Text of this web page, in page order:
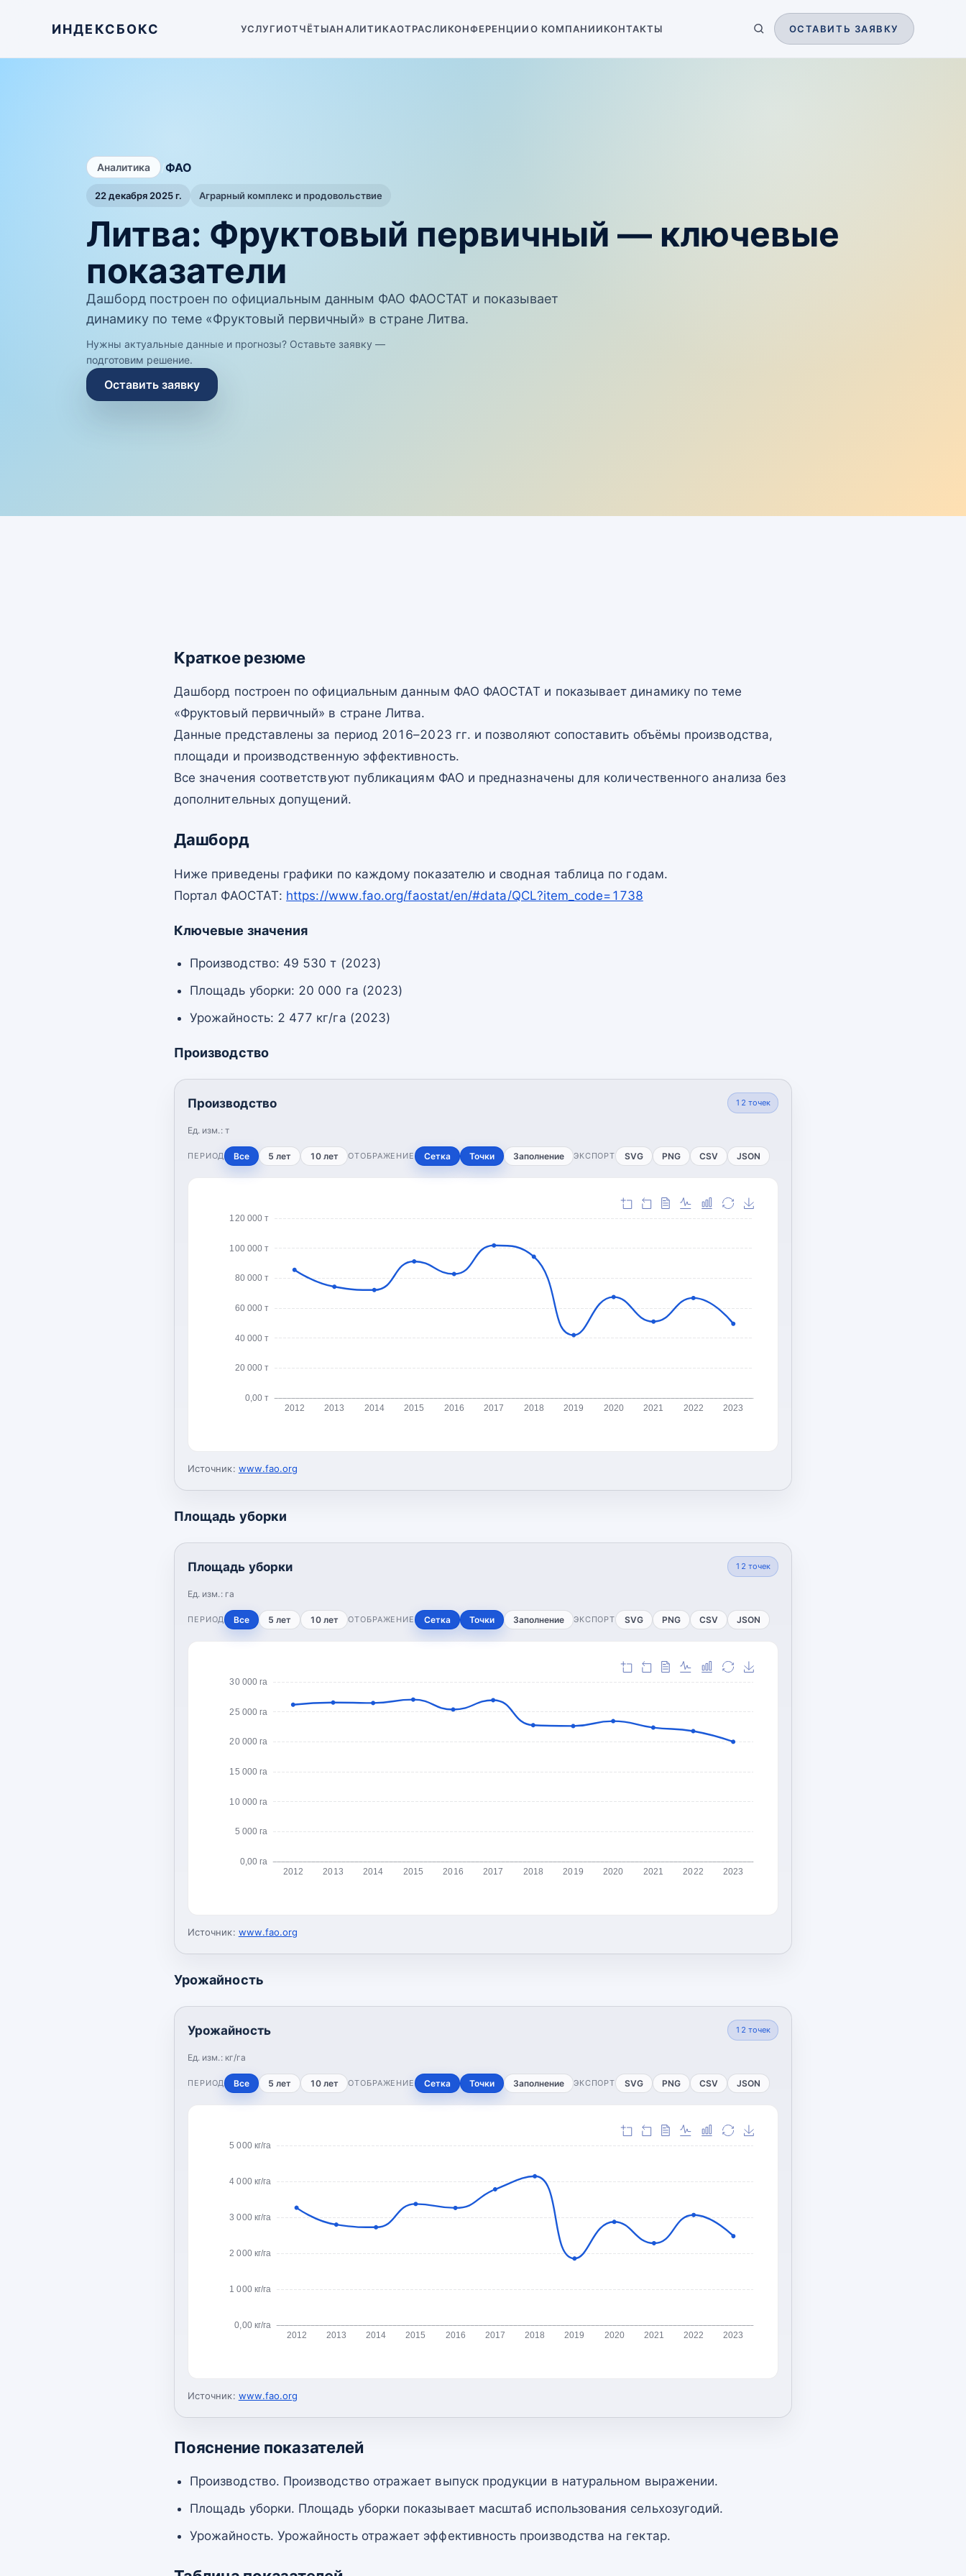
ИНДЕКСБОКС УСЛУГИОТЧЁТЫАНАЛИТИКАОТРАСЛИКОНФЕРЕНЦИИО КОМПАНИИКОНТАКТЫ ОСТАВИТЬ ЗАЯВКУ
Аналитика /ФАО
22 декабря 2025 г. Аграрный комплекс и продовольствие
Литва: Фруктовый первичный — ключевые
показатели
Дашборд построен по официальным данным ФАО ФАОСТАТ и показывает
динамику по теме «Фруктовый первичный» в стране Литва.
Нужны актуальные данные и прогнозы? Оставьте заявку —
подготовим решение.
Оставить заявку
Краткое резюме
Дашборд построен по официальным данным ФАО ФАОСТАТ и показывает динамику по теме
«Фруктовый первичный» в стране Литва.
Данные представлены за период 2016–2023 гг. и позволяют сопоставить объёмы производства,
площади и производственную эффективность.
Все значения соответствуют публикациям ФАО и предназначены для количественного анализа без
дополнительных допущений.
Дашборд
Ниже приведены графики по каждому показателю и сводная таблица по годам.
Портал ФАОСТАТ: https://www.fao.org/faostat/en/#data/QCL?item_code=1738
Ключевые значения
Производство: 49 530 т (2023)
Площадь уборки: 20 000 га (2023)
Урожайность: 2 477 кг/га (2023)
Производство
Производство
Ед. изм.: т
12 точек
ПЕРИОД Все 5 лет 10 лет ОТОБРАЖЕНИЕ Сетка Точки Заполнение ЭКСПОРТ SVG PNG CSV JSON
0,00 т
20 000 т
40 000 т
60 000 т
80 000 т
100 000 т
120 000 т
2012 2013 2014 2015 2016 2017 2018 2019 2020 2021 2022 2023
Источник: www.fao.org
Площадь уборки
Площадь уборки
Ед. изм.: га
12 точек
ПЕРИОД Все 5 лет 10 лет ОТОБРАЖЕНИЕ Сетка Точки Заполнение ЭКСПОРТ SVG PNG CSV JSON
0,00 га
5 000 га
10 000 га
15 000 га
20 000 га
25 000 га
30 000 га
2012 2013 2014 2015 2016 2017 2018 2019 2020 2021 2022 2023
Источник: www.fao.org
Урожайность
Урожайность
Ед. изм.: кг/га
12 точек
ПЕРИОД Все 5 лет 10 лет ОТОБРАЖЕНИЕ Сетка Точки Заполнение ЭКСПОРТ SVG PNG CSV JSON
0,00 кг/га
1 000 кг/га
2 000 кг/га
3 000 кг/га
4 000 кг/га
5 000 кг/га
2012 2013 2014 2015 2016 2017 2018 2019 2020 2021 2022 2023
Источник: www.fao.org
Пояснение показателей
Производство. Производство отражает выпуск продукции в натуральном выражении.
Площадь уборки. Площадь уборки показывает масштаб использования сельхозугодий.
Урожайность. Урожайность отражает эффективность производства на гектар.